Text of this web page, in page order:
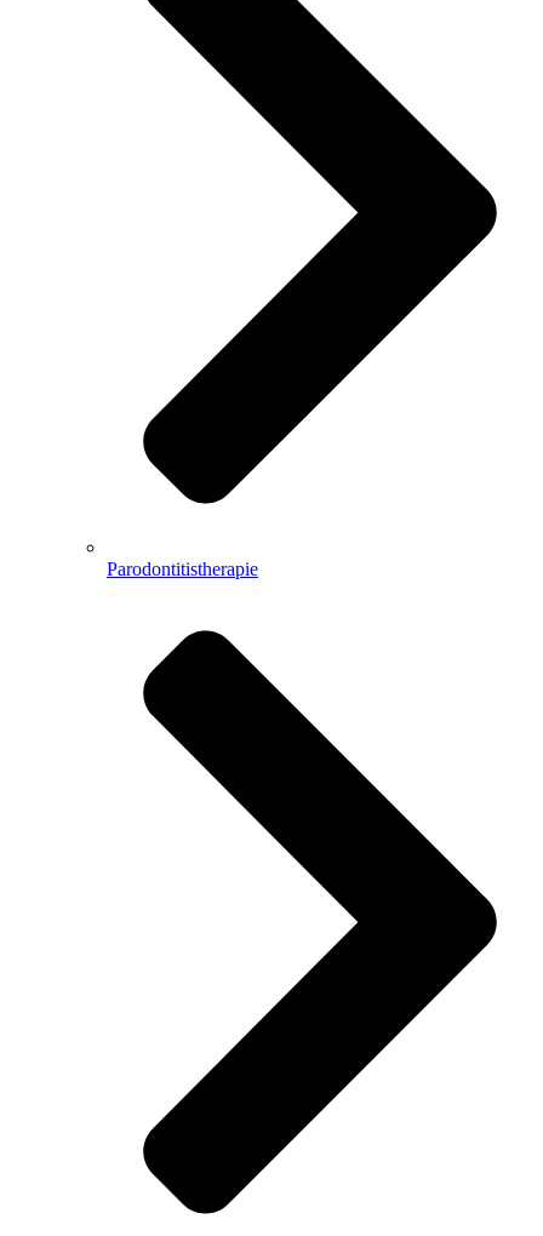
Parodontitistherapie